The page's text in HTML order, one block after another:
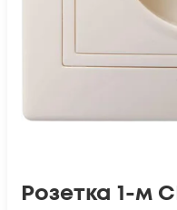
Розетка 1-м